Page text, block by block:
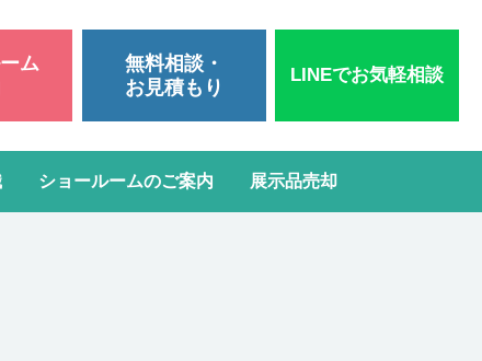
ム
無料相談・
お見積もり
LINEでお気軽相談
ショールームのご案内 展示品売却